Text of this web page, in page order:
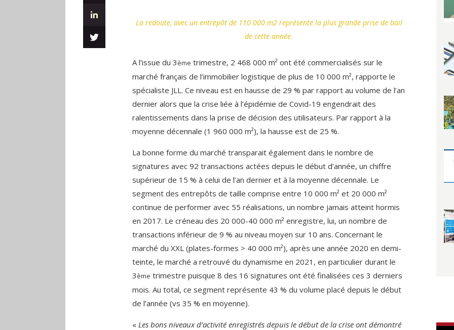
La redoute, avec un entrepôt de 110 000 m2 représente la plus grande prise de bail
de cette année.
A l’issue du 3ème trimestre, 2 468 000 m² ont été commercialisés sur le
marché français de l’immobilier logistique de plus de 10 000 m², rapporte le
spécialiste JLL. Ce niveau est en hausse de 29 % par rapport au volume de l’an
dernier alors que la crise liée à l’épidémie de Covid-19 engendrait des
ralentissements dans la prise de décision des utilisateurs. Par rapport à la
moyenne décennale (1 960 000 m²), la hausse est de 25 %.
La bonne forme du marché transparait également dans le nombre de
signatures avec 92 transactions actées depuis le début d’année, un chiffre
supérieur de 15 % à celui de l’an dernier et à la moyenne décennale. Le
segment des entrepôts de taille comprise entre 10 000 m² et 20 000 m²
continue de performer avec 55 réalisations, un nombre jamais atteint hormis
en 2017. Le créneau des 20 000-40 000 m² enregistre, lui, un nombre de
transactions inférieur de 9 % au niveau moyen sur 10 ans. Concernant le
marché du XXL (plates-formes > 40 000 m²), après une année 2020 en demi-
teinte, le marché a retrouvé du dynamisme en 2021, en particulier durant le
3ème trimestre puisque 8 des 16 signatures ont été finalisées ces 3 derniers
mois. Au total, ce segment représente 43 % du volume placé depuis le début
de l’année (vs 35 % en moyenne).
« Les bons niveaux d’activité enregistrés depuis le début de la crise ont démontré